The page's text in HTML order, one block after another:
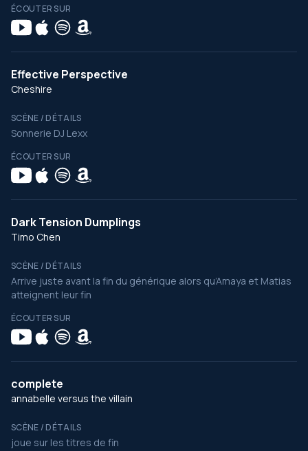
ÉCOUTER SUR
Effective Perspective
Cheshire
SCÈNE / DÉTAILS
Sonnerie DJ Lexx
ÉCOUTER SUR
Dark Tension Dumplings
Timo Chen
SCÈNE / DÉTAILS
Arrive juste avant la fin du générique alors qu’Amaya et Matias
atteignent leur fin
ÉCOUTER SUR
complete
annabelle versus the villain
SCÈNE / DÉTAILS
joue sur les titres de fin